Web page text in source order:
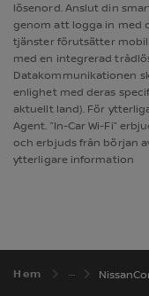
lösenord. Anslut din
genom att logga in med
tjänster förutsätter
med en integrerad
Datakommunikationen
enlighet med deras
aktuellt land). För
Agent. ”In-Car Wi-Fi”
och erbjuds från början
ytterligare information
Hem